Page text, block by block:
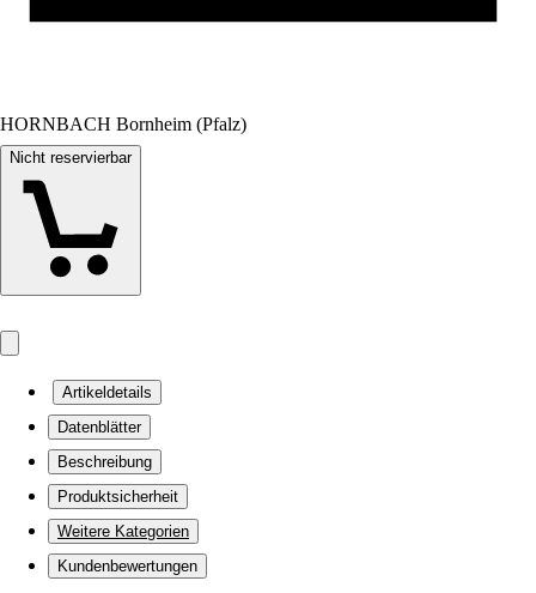
HORNBACH Bornheim (Pfalz)
Nicht reservierbar
Artikeldetails
Datenblätter
Beschreibung
Produktsicherheit
Weitere Kategorien
Kundenbewertungen